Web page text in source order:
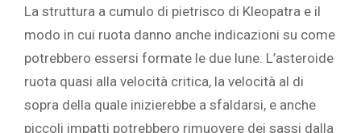
La struttura a cumulo di pietrisco di Kleopatra e il
modo in cui ruota danno anche indicazioni su come
potrebbero essersi formate le due lune. L’asteroide
ruota quasi alla velocità critica, la velocità al di
sopra della quale inizierebbe a sfaldarsi, e anche
piccoli impatti potrebbero rimuovere dei sassi dalla